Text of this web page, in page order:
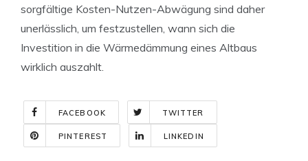
sorgfältige Kosten-Nutzen-Abwägung sind daher
unerlässlich, um festzustellen, wann sich die
Investition in die Wärmedämmung eines Altbaus
wirklich auszahlt.
FACEBOOK TWITTER
PINTEREST LINKEDIN